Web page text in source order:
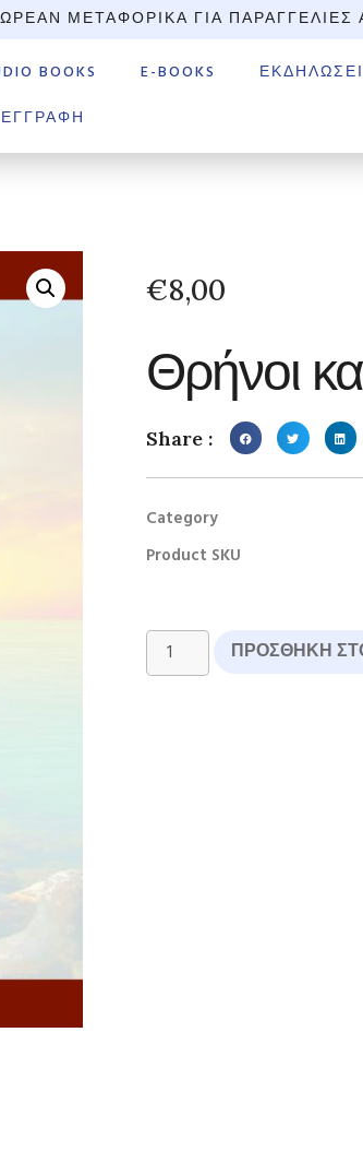
ΜΕΤΑΦΟΡΙΚΆ ΓΙΑ ΠΑΡΑΓΓΕΛΊΕΣ
BOOKS E-BOOKS
ΕΓΓΡΑΦΉ
€8,00
Θρήνοι
Share :
Category
Product SKU
ΠΡΟΣΘΉΚΗ